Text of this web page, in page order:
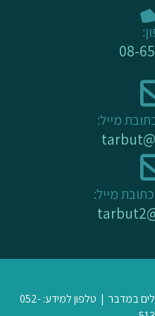
08-
מייל:
מייל:
© כל הזכויות שמורות לפסטיבל צלילים במדבר | טלפון למידע: 052-